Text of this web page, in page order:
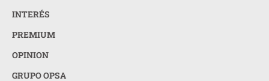
INTERÉS
PREMIUM
OPINION
GRUPO OPSA